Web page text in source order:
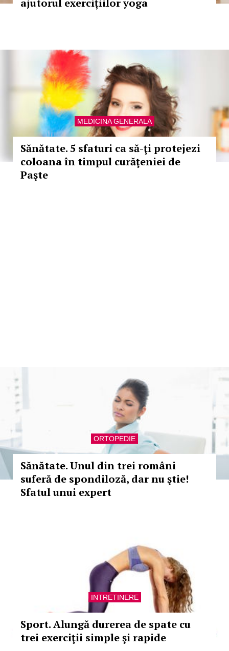
ajutorul exercițiilor yoga
MEDICINA GENERALA
Sănătate. 5 sfaturi ca să-ţi protejezi
coloana în timpul curăţeniei de
Paşte
ORTOPEDIE
Sănătate. Unul din trei români
suferă de spondiloză, dar nu ştie!
Sfatul unui expert
INTRETINERE
Sport. Alungă durerea de spate cu
trei exerciţii simple şi rapide